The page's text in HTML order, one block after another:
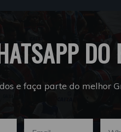
DO
e faça parte do melhor